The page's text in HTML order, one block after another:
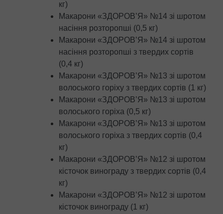
кг)
Макарони «ЗДОРОВ’Я» №14 зі шротом
насіння розторопші (0,5 кг)
Макарони «ЗДОРОВ’Я» №14 зі шротом
насіння розторопші з твердих сортів
(0,4 кг)
Макарони «ЗДОРОВ’Я» №13 зі шротом
волоського горіху з твердих сортів (1 кг)
Макарони «ЗДОРОВ’Я» №13 зі шротом
волоського горіха (0,5 кг)
Макарони «ЗДОРОВ’Я» №13 зі шротом
волоського горіха з твердих сортів (0,4
кг)
Макарони «ЗДОРОВ’Я» №12 зі шротом
кісточок винограду з твердих сортів (0,4
кг)
Макарони «ЗДОРОВ’Я» №12 зі шротом
кісточок винограду (1 кг)